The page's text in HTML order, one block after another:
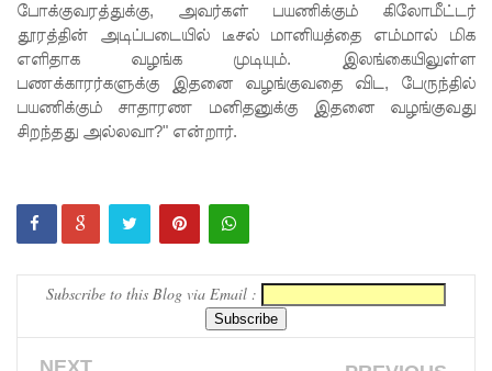
ளர்
நியமனங்க
ளில்
சுகாதார
களையும்
உள்வாங்க
வும் -
போக்குவரத்துக்கு, அவர்கள் பயணிக்கும் கிலோமீட்டர்
தூரத்தின் அடிப்படையில் டீசல் மானியத்தை எம்மால் மிக
எளிதாக வழங்க முடியும். இலங்கையிலுள்ள
பணக்காரர்களுக்கு இதனை வழங்குவதை விட, பேருந்தில்
பயணிக்கும் சாதாரண மனிதனுக்கு இதனை வழங்குவது
சிறந்தது அல்லவா?" என்றார்.
Subscribe to this Blog via Email :